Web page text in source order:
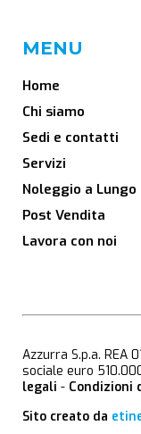
MENU
Home
Chi siamo
Sedi e contatti
Servizi
Noleggio a Lungo
Post Vendita
Lavora con noi
Azzurra S.p.a. REA
sociale euro
legali - Condizioni
Sito creato da